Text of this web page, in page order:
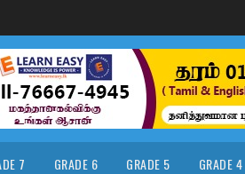
7 GRADE 6 GRADE 5 GRADE 4